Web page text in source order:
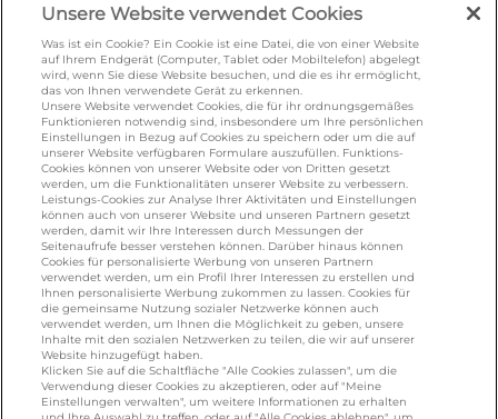
UNSERE MARKENSEITEN
galbani.de/leerdammer.de/president.de
salakis.de/frankenland.com/
omiramilch.de/minusl.de
KONTAKT
foodservice.info@de.lactalis.com
Lactalis Deutschland GmbH - Tel: +49 (0)751
887 366 /lactalis.de
Omira Bodenseemilch GmbH - Tel: +49
(0)751 887 366 /omira.de
Unsere Website verwendet Cookies
Was ist ein Cookie? Ein Cookie ist eine Datei, die von einer Website
auf Ihrem Endgerät (Computer, Tablet oder Mobiltelefon) abgelegt
wird, wenn Sie diese Website besuchen, und die es ihr ermöglicht,
das von Ihnen verwendete Gerät zu erkennen.
Unsere Website verwendet Cookies, die für ihr ordnungsgemäßes
Funktionieren notwendig sind, insbesondere um Ihre persönlichen
Einstellungen in Bezug auf Cookies zu speichern oder um die auf
unserer Website verfügbaren Formulare auszufüllen. Funktions-
Cookies können von unserer Website oder von Dritten gesetzt
werden, um die Funktionalitäten unserer Website zu verbessern.
Leistungs-Cookies zur Analyse Ihrer Aktivitäten und Einstellungen
können auch von unserer Website und unseren Partnern gesetzt
werden, damit wir Ihre Interessen durch Messungen der
Seitenaufrufe besser verstehen können. Darüber hinaus können
Cookies für personalisierte Werbung von unseren Partnern
verwendet werden, um ein Profil Ihrer Interessen zu erstellen und
Ihnen personalisierte Werbung zukommen zu lassen. Cookies für
die gemeinsame Nutzung sozialer Netzwerke können auch
verwendet werden, um Ihnen die Möglichkeit zu geben, unsere
Inhalte mit den sozialen Netzwerken zu teilen, die wir auf unserer
Website hinzugefügt haben.
Klicken Sie auf die Schaltfläche "Alle Cookies zulassen", um die
Verwendung dieser Cookies zu akzeptieren, oder auf "Meine
Einstellungen verwalten", um weitere Informationen zu erhalten